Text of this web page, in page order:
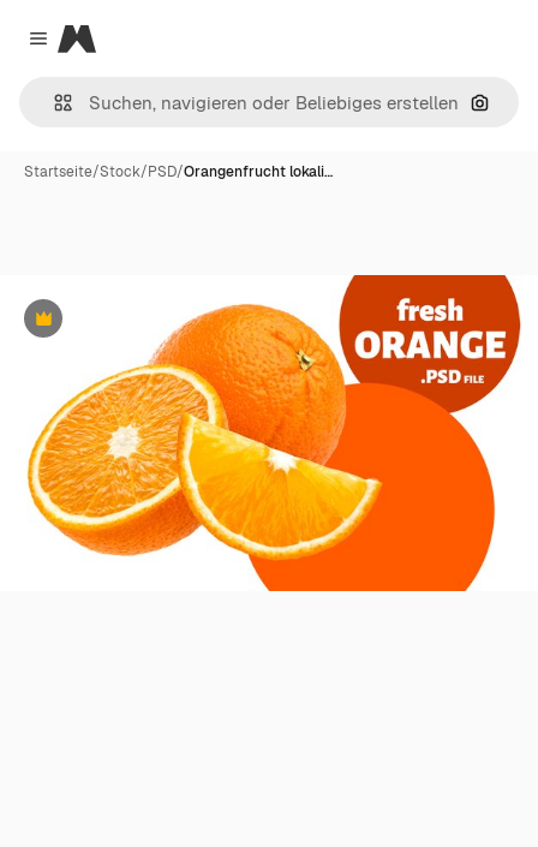
Close menu
Magnific
Nach
Startseite/Stock/PSD/Orangenfrucht lokali…
Premium